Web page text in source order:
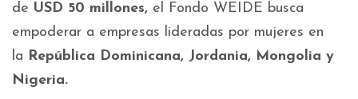
de USD 50 millones, el Fondo WEIDE busca
empoderar a empresas lideradas por mujeres en
la República Dominicana, Jordania, Mongolia y
Nigeria.